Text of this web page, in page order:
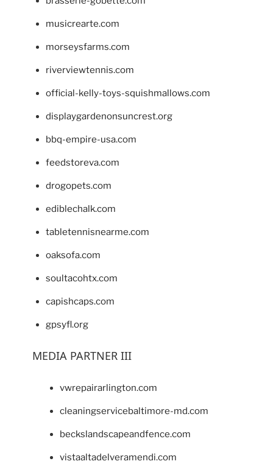
musicrearte.com
morseysfarms.com
riverviewtennis.com
official-kelly-toys-squishmallows.com
displaygardenonsuncrest.org
bbq-empire-usa.com
feedstoreva.com
drogopets.com
ediblechalk.com
tabletennisnearme.com
oaksofa.com
soultacohtx.com
capishcaps.com
gpsyfl.org
MEDIA PARTNER III
vwrepairarlington.com
cleaningservicebaltimore-md.com
beckslandscapeandfence.com
vistaaltadelveramendi.com